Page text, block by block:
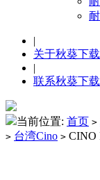
|
关于秋葵下
|
联系秋葵下
当前位置: 首页 >
> 台湾Cino > CINO